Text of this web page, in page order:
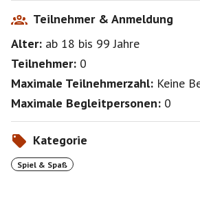
Teilnehmer & Anmeldung
Alter: ab 18 bis 99Jahre
Teilnehmer: 0
Maximale Teilnehmerzahl: Keine
Maximale Begleitpersonen: 0
Kategorie
Spiel & Spaß